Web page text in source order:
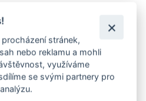
stránek,
nebo reklamu a mohli
využíváme
se svými partnery pro